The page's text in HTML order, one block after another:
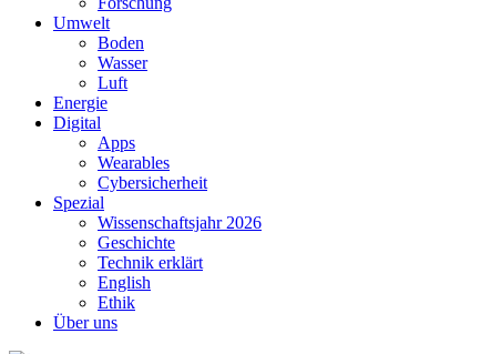
Umwelt
Boden
Wasser
Luft
Energie
Digital
Apps
Wearables
Cybersicherheit
Spezial
Wissenschaftsjahr 2026
Geschichte
Technik erklärt
English
Ethik
Über uns